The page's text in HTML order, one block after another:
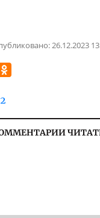
26.12.2023